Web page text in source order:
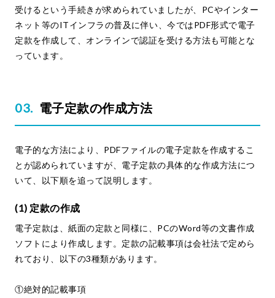
受けるという手続きが求められていましたが、PCやインター
ネット等のITインフラの普及に伴い、今ではPDF形式で電子
定款を作成して、オンラインで認証を受ける方法も可能とな
っています。
電子定款の作成方法
電子的な方法により、PDFファイルの電子定款を作成するこ
とが認められていますが、電子定款の具体的な作成方法につ
いて、以下順を追って説明します。
(1) 定款の作成
電子定款は、紙面の定款と同様に、PCのWord等の文書作成
ソフトにより作成します。定款の記載事項は会社法で定めら
れており、以下の3種類があります。
①絶対的記載事項